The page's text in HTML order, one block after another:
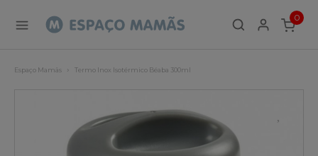
0
ITEMS
Espaço Mamãs Termo Inox Isotérmico Béaba 300ml